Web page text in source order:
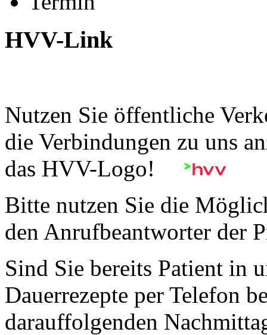
HVV-Link
Nutzen Sie öffentliche
die Verbindungen zu uns
das HVV-Logo!
Bitte nutzen Sie die
den Anrufbeantworter der
Sind Sie bereits Patient in
Dauerrezepte per Telefon
darauffolgenden